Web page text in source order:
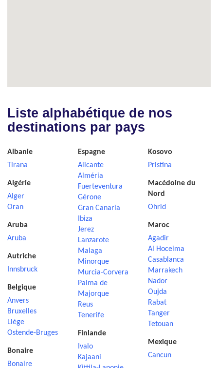
Liste alphabétique de nos
destinations par pays
Albanie
Tirana
Algérie
Alger
Oran
Aruba
Aruba
Autriche
Innsbruck
Belgique
Anvers
Bruxelles
Liège
Ostende-Bruges
Bonaire
Bonaire
Espagne
Alicante
Alméria
Fuerteventura
Gérone
Gran Canaria
Ibiza
Jerez
Lanzarote
Malaga
Minorque
Murcia-Corvera
Palma de
Majorque
Reus
Tenerife
Finlande
Ivalo
Kajaani
Kosovo
Pristina
Macédoine du
Nord
Ohrid
Maroc
Agadir
Al Hoceima
Casablanca
Marrakech
Nador
Oujda
Rabat
Tanger
Tetouan
Mexique
Cancun